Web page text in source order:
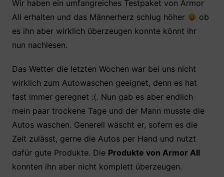
c
e
b
o
k
itt
er
at
s
A
p
er
e
st
le
n
Wir haben ein umfangreiches Testpaket von Armor
All erhalten und das Männerherz schlug höher
ob
es ihn aber wirklich überzeugen konnte könnt ihr
nun nachlesen.
Das Wetter die letzten Wochen war bei uns nicht
wirklich zum Autowaschen geeignet, denn es hat
fast immer geregnet :(. Nun gab es aber endlich
mein paar trockene Tage und der Mann musste die
Autos waschen. Generell wäscht er, sofern es die
Zeit zulässt, gerne die Autos per Hand und nutzt
dafür gute Produkte. Die Produkte von Armor All
konnten ihn aber nicht komplett überzeugen.